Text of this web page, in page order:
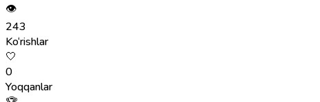
👁
243
Ko‘rishlar
🤍
0
Yoqqanlar